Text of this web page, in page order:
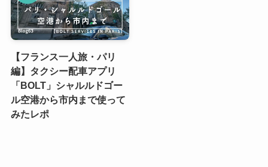
【フランス一人旅・パリ
編】タクシー配車アプリ
「BOLT」シャルルドゴー
ル空港から市内まで使って
みたレポ